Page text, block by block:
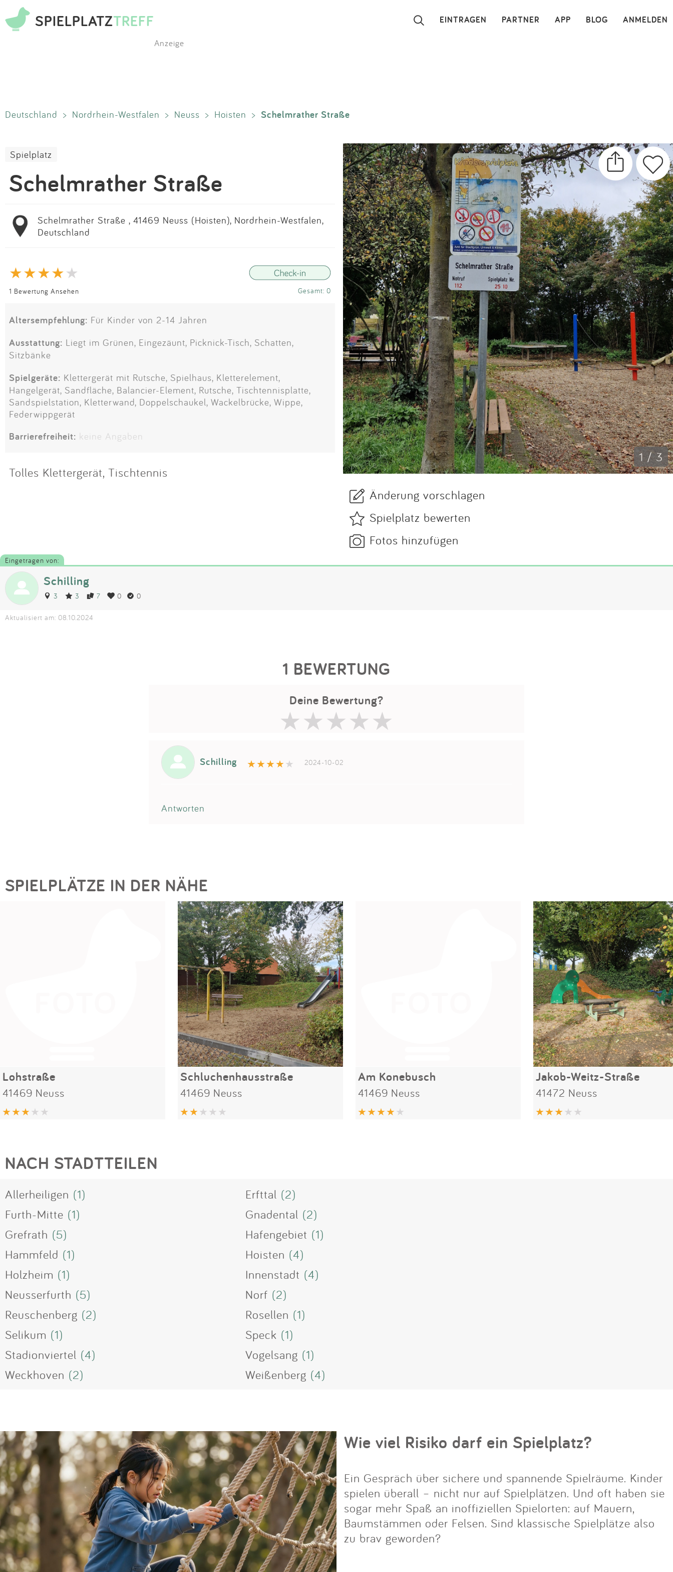
SPIELPLATZTREFF ANMELDEN
BLOG
APP
PARTNER
EINTRAGEN ×
App
Blog
Partner
Kontakt
Impressum
Anmelden
Anzeige
Deutschland > Nordrhein-Westfalen > Neuss > Hoisten > Schelmrather Straße
Spielplatz
Schelmrather Straße
Schelmrather Straße , 41469 Neuss (Hoisten), Nordrhein-Westfalen,
Deutschland
1 Bewertung Ansehen Gesamt: 0
Altersempfehlung: Für Kinder von 2-14 Jahren
Ausstattung: Liegt im Grünen, Eingezäunt, Picknick-Tisch, Schatten,
Sitzbänke
Spielgeräte: Klettergerät mit Rutsche, Spielhaus, Kletterelement,
Hangelgerät, Sandfläche, Balancier-Element, Rutsche, Tischtennisplatte,
Sandspielstation, Kletterwand, Doppelschaukel, Wackelbrücke, Wippe,
Federwippgerät
Barrierefreiheit: keine Angaben
Tolles Klettergerät, Tischtennis
1 / 3
Änderung vorschlagen
Spielplatz bewerten
Fotos hinzufügen
Eingetragen von:
Schilling
3 3 7 0 0
Aktualisiert am: 08.10.2024
1 BEWERTUNG
Deine Bewertung?
Schilling 2024-10-02
Antworten
SPIELPLÄTZE IN DER NÄHE
Lohstraße
41469 Neuss
Schluchenhausstraße
41469 Neuss
Am Konebusch
41469 Neuss
Jakob-Weitz-Straße
41472 Neuss
NACH STADTTEILEN
Allerheiligen (1) Erfttal (2)
Furth-Mitte (1) Gnadental (2)
Grefrath (5) Hafengebiet (1)
Hammfeld (1) Hoisten (4)
Holzheim (1) Innenstadt (4)
Neusserfurth (5) Norf (2)
Reuschenberg (2) Rosellen (1)
Selikum (1) Speck (1)
Stadionviertel (4) Vogelsang (1)
Weckhoven (2) Weißenberg (4)
Wie viel Risiko darf ein Spielplatz?
Ein Gespräch über sichere und spannende Spielräume. Kinder
spielen überall – nicht nur auf Spielplätzen. Und oft haben sie
sogar mehr Spaß an inoffiziellen Spielorten: auf Mauern,
Baumstämmen oder Felsen. Sind klassische Spielplätze also
zu brav geworden?